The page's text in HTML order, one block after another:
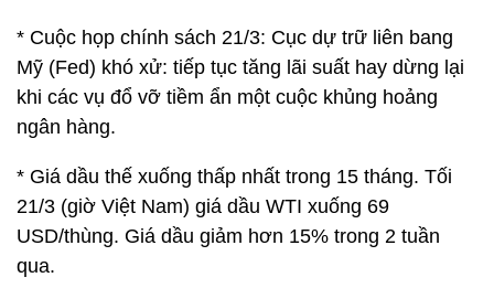
* Cuộc họp chính sách 21/3: Cục dự trữ liên bang
Mỹ (Fed) khó xử: tiếp tục tăng lãi suất hay dừng lại
khi các vụ đổ vỡ tiềm ẩn một cuộc khủng hoảng
ngân hàng.
* Giá dầu thế xuống thấp nhất trong 15 tháng. Tối
21/3 (giờ Việt Nam) giá dầu WTI xuống 69
USD/thùng. Giá dầu giảm hơn 15% trong 2 tuần
qua.